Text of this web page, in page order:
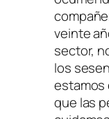
veinte
sector,
los
estamos
que las